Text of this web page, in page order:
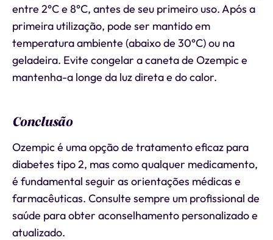
entre 2°C e 8°C, antes de seu primeiro uso. Após a
primeira utilização, pode ser mantido em
temperatura ambiente (abaixo de 30°C) ou na
geladeira. Evite congelar a caneta de Ozempic e
mantenha-a longe da luz direta e do calor.
Conclusão
Ozempic é uma opção de tratamento eficaz para
diabetes tipo 2, mas como qualquer medicamento,
é fundamental seguir as orientações médicas e
farmacêuticas. Consulte sempre um profissional de
saúde para obter aconselhamento personalizado e
atualizado.